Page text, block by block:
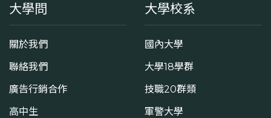
大學問
關於我們
聯絡我們
廣告行銷合作
高中生
大學校系
國內大學
大學18學群
技職20群類
軍警大學